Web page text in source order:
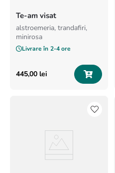
Te-am visat
alstroemeria, trandafiri,
minirosa
Livrare în 2-4 ore
445,00 lei